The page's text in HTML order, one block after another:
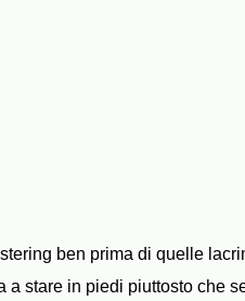
ben prima di quelle
a stare in piedi piuttosto che